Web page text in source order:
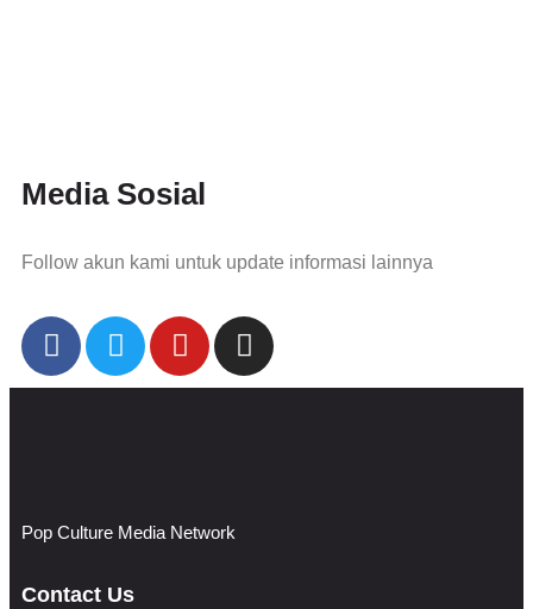
Media Sosial
Follow akun kami untuk update informasi lainnya
Pop Culture Media Network
Contact Us